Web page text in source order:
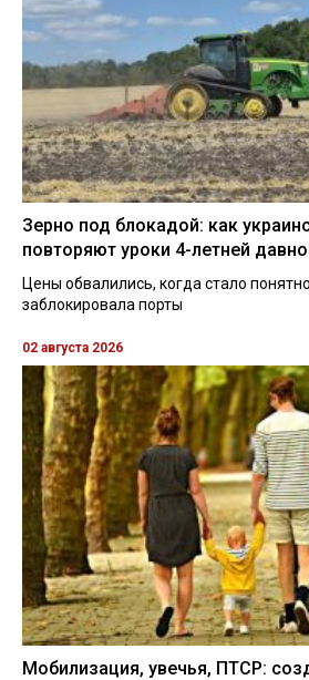
Зерно под блокадой: как
повторяют уроки 4-летней
Цены обвалились, когда стало
заблокировала порты
02 августа 2026
Мобилизация, увечья, ПТСР: